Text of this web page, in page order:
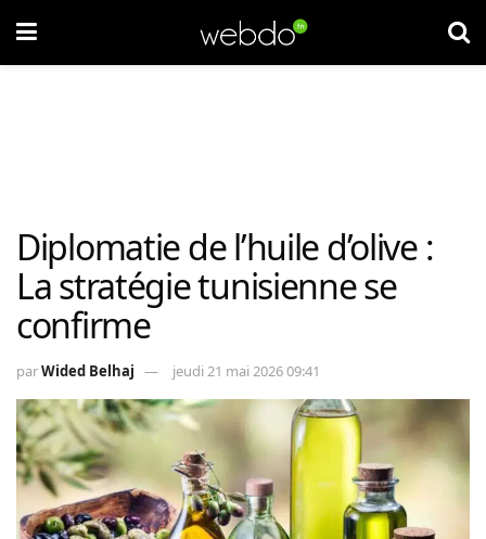
Diplomatie de l’huile d’olive :
La stratégie tunisienne se
confirme
parWided Belhaj jeudi 21 mai 2026 09:41